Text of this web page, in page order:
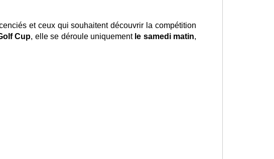
et ceux qui souhaitent découvrir la compétition
Cup, elle se déroule uniquement le samedi matin,